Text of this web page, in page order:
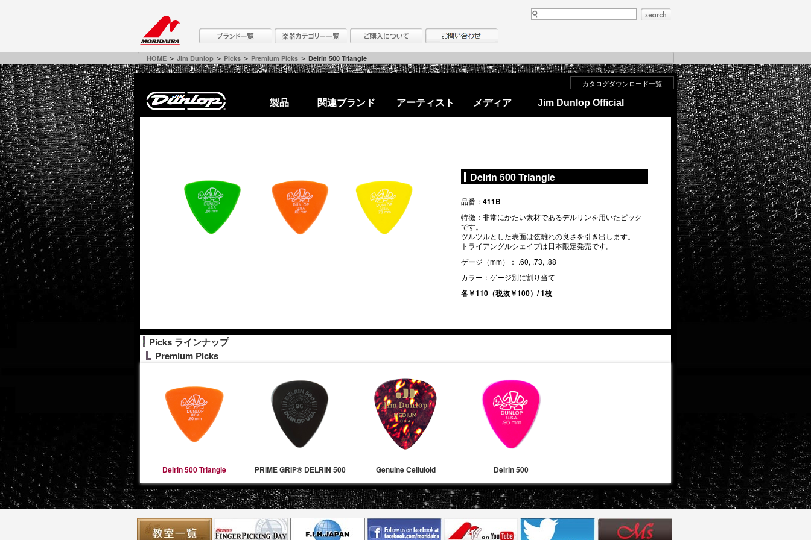
HOME＞ Jim Dunlop＞ Picks＞ Premium Picks＞ Delrin 500 Triangle
カタログダウンロード一覧
製品 関連ブランド アーティスト メディア Jim Dunlop Official
Delrin 500 Triangle
品番： 411B
特徴：非常にかたい素材であるデルリンを用いたピック
です。
ツルツルとした表面は弦離れの良さを引き出します。
トライアングルシェイプは日本限定発売です。
ゲージ（mm）： .60, .73, .88
カラー：ゲージ別に割り当て
各￥110（税抜￥100）/ 1枚
Picks ラインナップ
Premium Picks
Delrin 500 Triangle PRIME GRIP® DELRIN 500 Genuine Celluloid Delrin 500